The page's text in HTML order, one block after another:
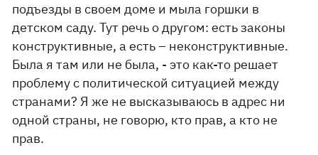
подъезды в своем доме и мыла горшки в
детском саду. Тут речь о другом: есть законы
конструктивные, а есть – неконструктивные.
Была я там или не была, - это как-то решает
проблему с политической ситуацией между
странами? Я же не высказываюсь в адрес ни
одной страны, не говорю, кто прав, а кто не
прав.